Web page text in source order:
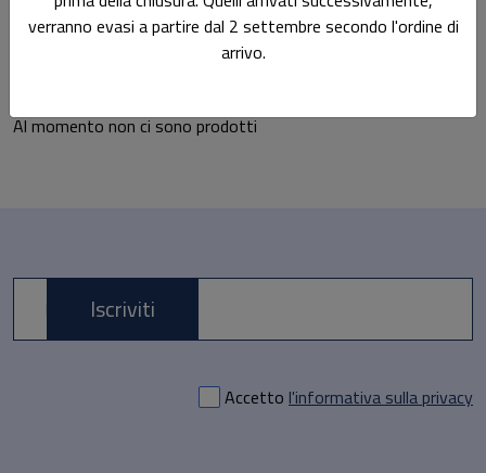
dell'Africa 14/GSPS-04​
Al momento non ci sono prodotti
E-mail *
Accetto l'informativa sulla privacy
Iscriviti
verranno evasi a partire dal 2 settembre secondo l'ordine di
arrivo.